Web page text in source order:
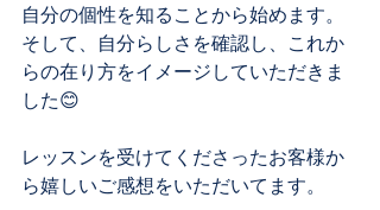
自分の個性を知ることから始めます。
そして、自分らしさを確認し、これか
らの在り方をイメージしていただきま
した😊
レッスンを受けてくださったお客様か
ら嬉しいご感想をいただいてます。